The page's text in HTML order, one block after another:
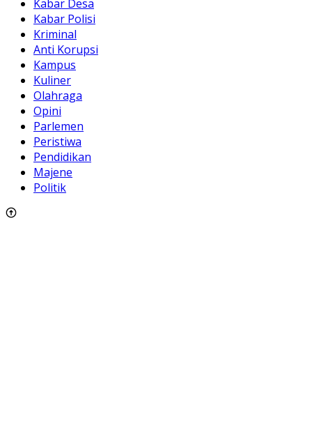
Kabar Desa
Kabar Polisi
Kriminal
Anti Korupsi
Kampus
Kuliner
Olahraga
Opini
Parlemen
Peristiwa
Pendidikan
Majene
Politik